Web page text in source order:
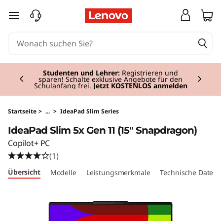
P
a
d
S
zum Hauptinhalt springen
Studenten und Lehrer: Registrieren und
sparen! Schalte exklusive Angebote für den
Schulanfang frei. Jetzt KOSTENLOS anmelden
Currently displaying item 2 of 3
Startseite > ... > IdeaPad Slim Series
IdeaPad Slim 5x Gen 11 (15" Snapdragon)
Copilot+ PC
(1)
Übersicht Modelle Leistungsmerkmale Technische Daten